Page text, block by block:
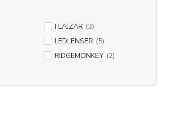
FLAJZAR (3)
LEDLENSER (5)
RIDGEMONKEY (2)